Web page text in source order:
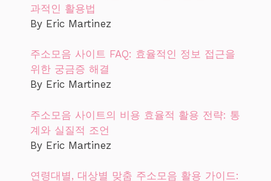
과적인 활용법
By Eric Martinez
주소모음 사이트 FAQ: 효율적인 정보 접근을
위한 궁금증 해결
By Eric Martinez
주소모음 사이트의 비용 효율적 활용 전략: 통
계와 실질적 조언
By Eric Martinez
연령대별, 대상별 맞춤 주소모음 활용 가이드: